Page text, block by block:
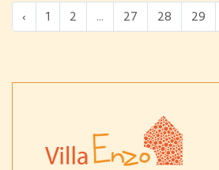
‹
1 2 ... 27 28 29